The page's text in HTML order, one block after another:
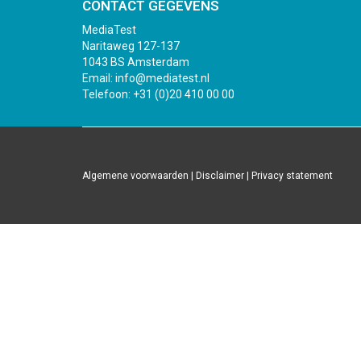
CONTACT GEGEVENS
MediaTest
Naritaweg 127-137
1043 BS Amsterdam
Email: info@mediatest.nl
Telefoon: +31 (0)20 410 00 00
Algemene voorwaarden | Disclaimer | Privacy statement